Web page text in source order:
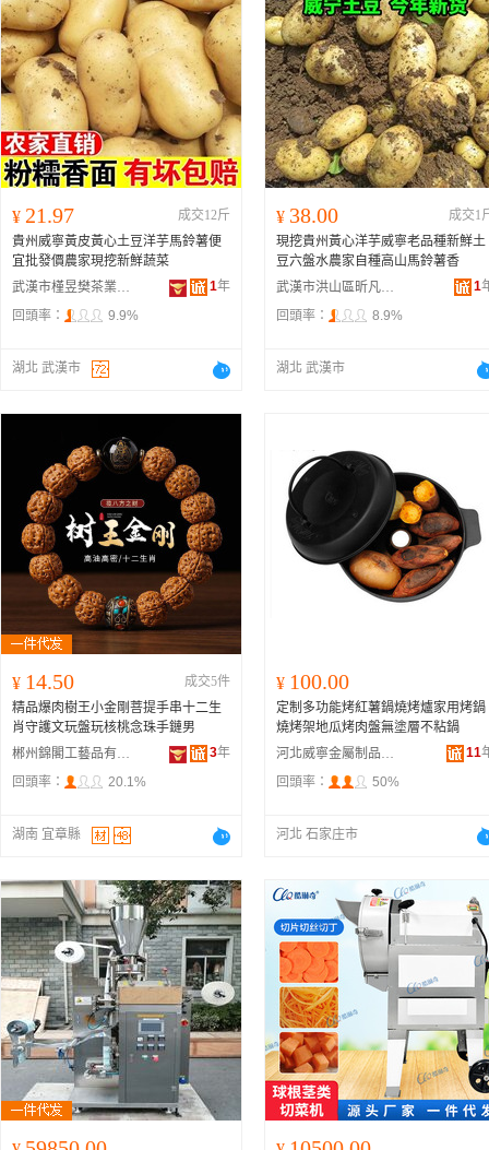
¥ 21.97
成交12斤
貴州威寧黃皮黃心土豆洋芋馬鈴薯便
宜批發價農家現挖新鮮蔬菜
武漢市槿昱樊茶業有限公司
1年
回頭率：
9.9%
湖北 武漢市
¥ 38.00
成交1
現挖貴州黃心洋芋威寧老品種新鮮土
豆六盤水農家自種高山馬鈴薯香
武漢市洪山區昕凡商貿商行
1
回頭率：
8.9%
湖北 武漢市
¥ 14.50
成交5件
精品爆肉樹王小金剛菩提手串十二生
肖守護文玩盤玩核桃念珠手鏈男
郴州錦閣工藝品有限公司
3年
回頭率：
20.1%
湖南 宜章縣
¥ 100.00
定制多功能烤紅薯鍋燒烤爐家用烤鍋
燒烤架地瓜烤肉盤無塗層不粘鍋
河北威寧金屬制品有限公司
11
回頭率：
50%
河北 石家庄市